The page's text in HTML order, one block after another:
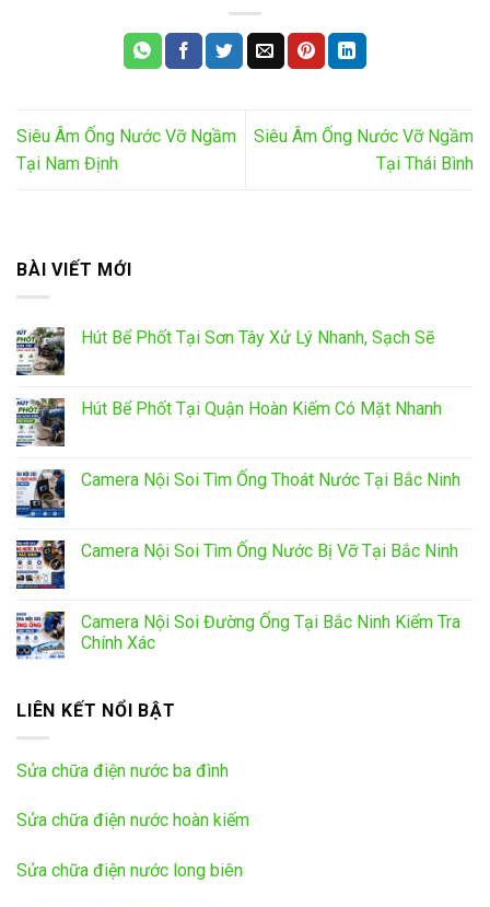
Siêu Âm Ống Nước Vỡ Ngầm
Tại Nam Định
Siêu Âm Ống Nước Vỡ Ngầm
Tại Thái Bình
BÀI VIẾT MỚI
Hút Bể Phốt Tại Sơn Tây Xử Lý Nhanh, Sạch Sẽ
Hút Bể Phốt Tại Quận Hoàn Kiếm Có Mặt Nhanh
Camera Nội Soi Tìm Ống Thoát Nước Tại Bắc Ninh
Camera Nội Soi Tìm Ống Nước Bị Vỡ Tại Bắc Ninh
Camera Nội Soi Đường Ống Tại Bắc Ninh Kiểm Tra
Chính Xác
LIÊN KẾT NỔI BẬT
Sửa chữa điện nước ba đình
Sửa chữa điện nước hoàn kiếm
Sửa chữa điện nước long biên